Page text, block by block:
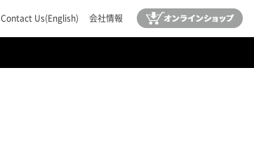
Contact Us(English) 会社情報